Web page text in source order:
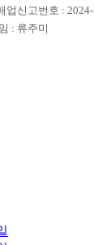
신고번호 : 2024-
: 류주미